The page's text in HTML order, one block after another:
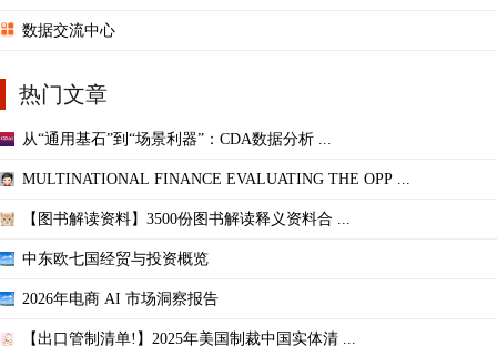
数据交流中心
热门文章
从“通用基石”到“场景利器”：CDA数据分析 ...
MULTINATIONAL FINANCE EVALUATING THE OPP ...
【图书解读资料】3500份图书解读释义资料合 ...
中东欧七国经贸与投资概览
2026年电商 AI 市场洞察报告
【出口管制清单!】2025年美国制裁中国实体清 ...